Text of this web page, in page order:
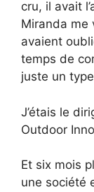
cru, il avait
Miranda me
avaient
temps de
juste un
J’étais le
Outdoor
Et six mois
une société